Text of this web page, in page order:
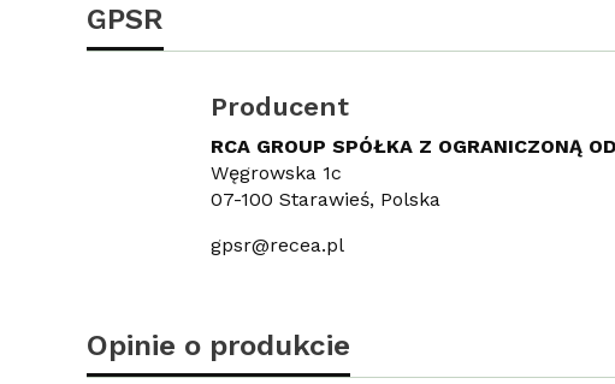
GPSR
Producent
RCA GROUP SPÓŁKA Z OGRANICZONĄ
Węgrowska 1c
07-100 Starawieś, Polska
gpsr@recea.pl
Opinie o produkcie